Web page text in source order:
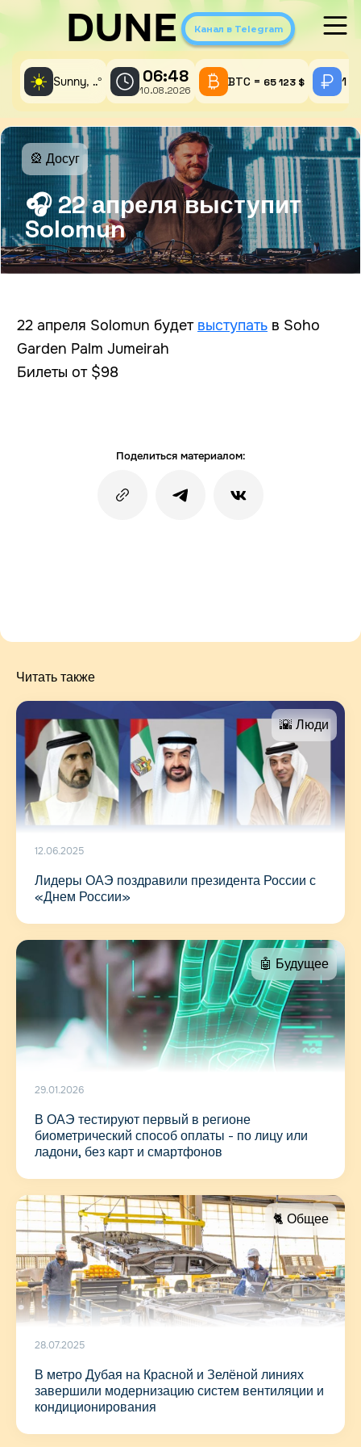
DUNE Канал в Telegram
☀️ Sunny, ..° 06:48
10.08.2026
BTC = 65 123 $ 1
🎧 22 апреля выступит
Solomun
🎡 Досуг
22 апреля Solomun будет выступать в Soho
Garden Palm Jumeirah
Билеты от $98
Поделиться материалом:
Читать также
🌇 Люди
12.06.2025
Лидеры ОАЭ поздравили президента России с
«Днем России»
🤖 Будущее
29.01.2026
В ОАЭ тестируют первый в регионе
биометрический способ оплаты - по лицу или
ладони, без карт и смартфонов
🐈 Общее
28.07.2025
В метро Дубая на Красной и Зелёной линиях
завершили модернизацию систем вентиляции и
кондиционирования